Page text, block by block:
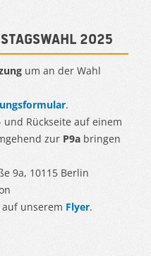
2025
um an der Wahl
.
Rückseite auf einem
zur P9a bringen
9a, 10115 Berlin
unserem Flyer.